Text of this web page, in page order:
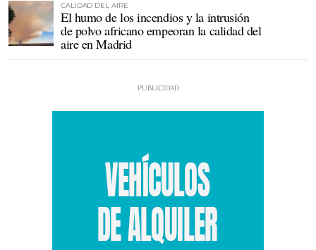
CALIDAD DEL AIRE
El humo de los incendios y la intrusión
de polvo africano empeoran la calidad del
aire en Madrid